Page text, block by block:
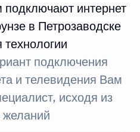
подключают интернет
в Петрозаводске
технологии
подключения
и телевидения Вам
исходя из